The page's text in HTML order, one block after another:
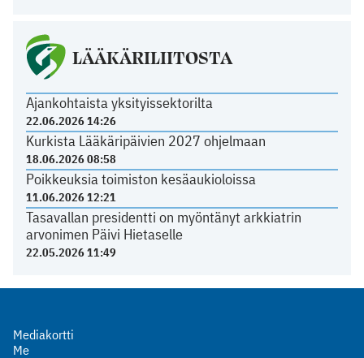
LÄÄKÄRILIITOSTA
Ajankohtaista yksityissektorilta
22.06.2026 14:26
Kurkista Lääkäripäivien 2027 ohjelmaan
18.06.2026 08:58
Poikkeuksia toimiston kesäaukioloissa
11.06.2026 12:21
Tasavallan presidentti on myöntänyt arkkiatrin
arvonimen Päivi Hietaselle
22.05.2026 11:49
Mediakortti
Me